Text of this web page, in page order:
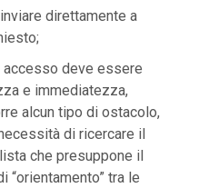
direttamente a
accesso deve essere
e immediatezza,
alcun tipo di ostacolo,
di ricercare il
che presuppone il
“orientamento” tra le